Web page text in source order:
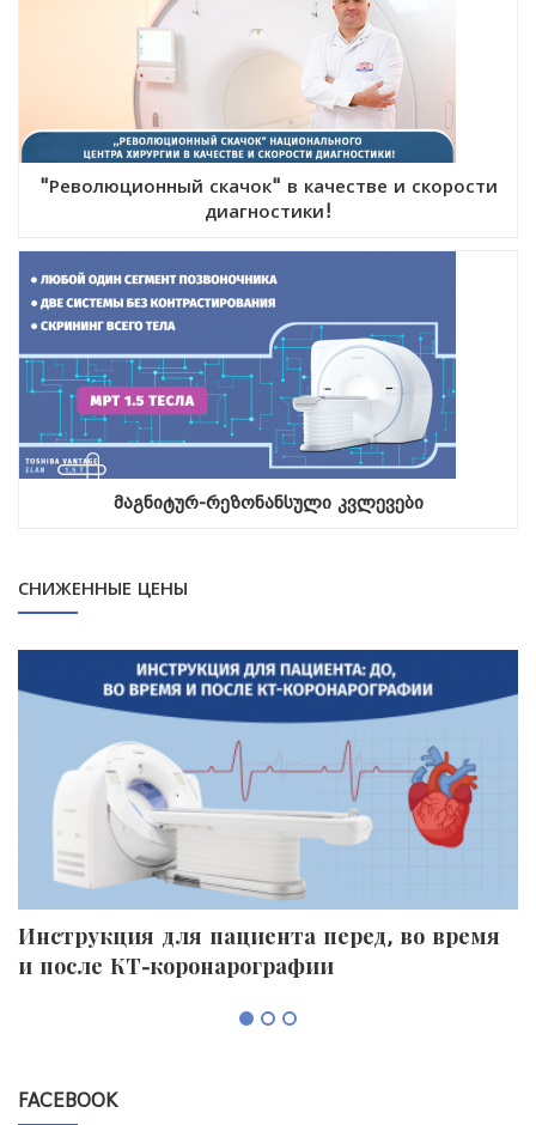
"Революционный скачок" в качестве и скорости
диагностики!
მაგნიტურ-რეზონანსული კვლევები
СНИЖЕННЫЕ ЦЕНЫ
Инструкция для пациента перед, во время
и после КТ-коронарографии
FACEBOOK